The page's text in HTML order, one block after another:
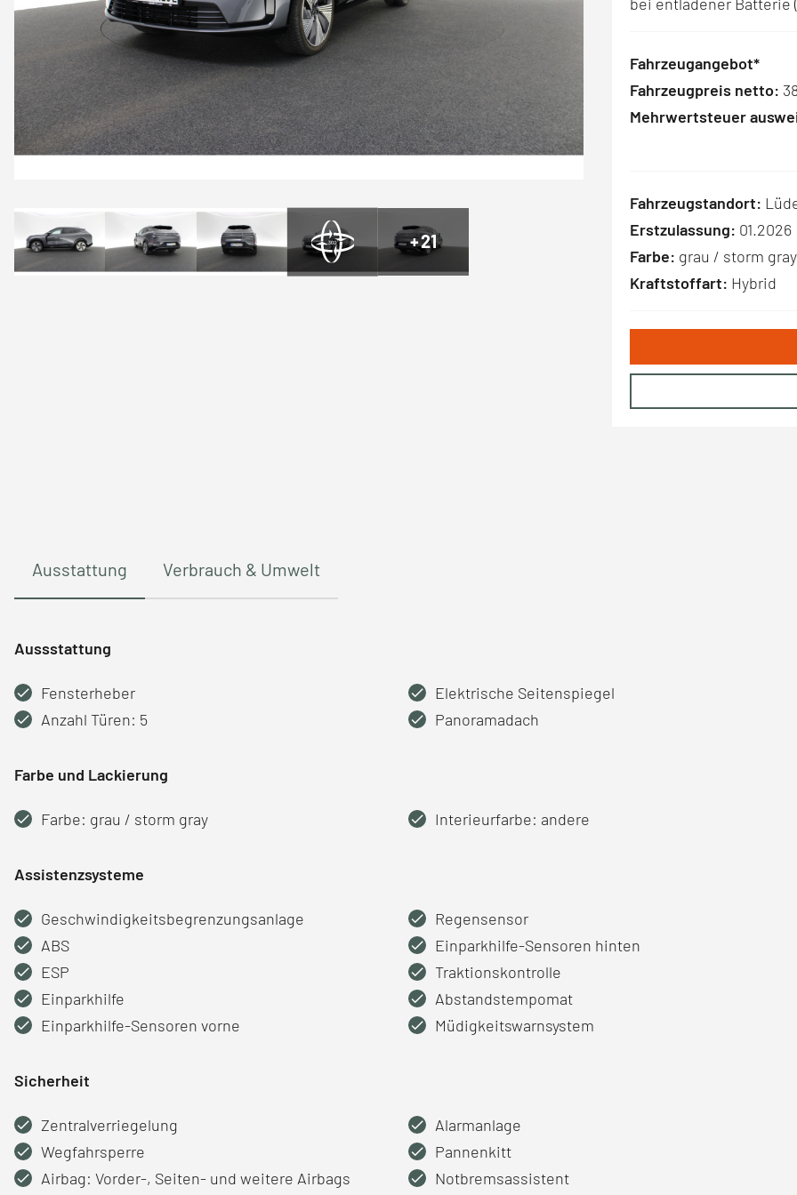
+21
Fahrzeugangebot*
Fahrzeugpreis netto:
Mehrwertsteuer
Fahrzeugstandort:
Erstzulassung: 01.2026
Farbe: grau / storm gray
Kraftstoffart: Hybrid
Ausstattung Verbrauch & Umwelt
Aussstattung
Fensterheber
Anzahl Türen: 5
Elektrische Seitenspiegel
Panoramadach
Farbe und Lackierung
Farbe: grau / storm gray Interieurfarbe: andere
Assistenzsysteme
Geschwindigkeitsbegrenzungsanlage
ABS
ESP
Einparkhilfe
Einparkhilfe-Sensoren vorne
Regensensor
Einparkhilfe-Sensoren hinten
Traktionskontrolle
Abstandstempomat
Müdigkeitswarnsystem
Sicherheit
Zentralverriegelung
Wegfahrsperre
Airbag: Vorder-, Seiten- und weitere Airbags
Alarmanlage
Pannenkitt
Notbremsassistent